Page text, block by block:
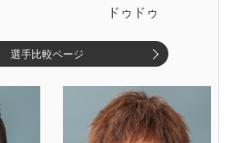
ドゥドゥ
選手比較ページ